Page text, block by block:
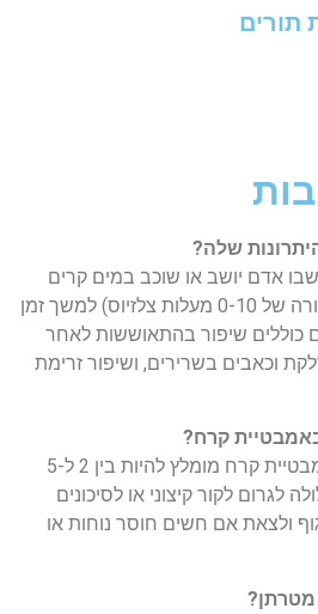
תורים
שלה?
אדם יושב או שוכב במים קרים
מאוד (בדרך כלל בטמפרטורה של 0-10 מעלות צלזיוס) למשך זמן
כוללים שיפור בהתאוששות לאחר
וכאבים בשרירים, ושיפור זרימת
קרח?
בדרך כלל, זמן השהות באמבטיית קרח מומלץ להיות בין 2 ל-5
לגרום לקור קיצוני או לסיכונים
ולצאת אם חשים חוסר נוחות או